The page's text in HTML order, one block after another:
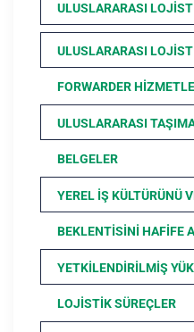
ULUSLARARASI
ULUSLARARASI
FORWARDER
ULUSLARARASI
BELGELER
YEREL İŞ KÜLTÜRÜNÜ
BEKLENTISINI HAFIFE
YETKILENDIRILMIŞ
LOJISTIK SÜREÇLER